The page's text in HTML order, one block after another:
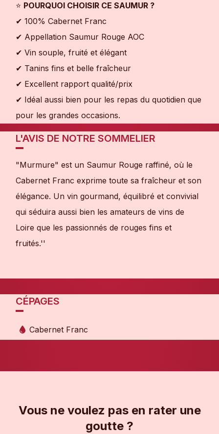
⭐ POURQUOI CHOISIR CE SAUMUR ?
✔ 100% Cabernet Franc
✔ Appellation Saumur Rouge AOC
✔ Vin souple, fruité et élégant
✔ Tanins fins et belle fraîcheur
✔ Excellent rapport qualité/prix
✔ Idéal aussi bien pour les repas du quotidien que
pour les grandes occasions.
L'AVIS DE NOTRE SOMMELIER
"Murmure" est un Saumur Rouge raffiné, où le
Cabernet Franc exprime toute sa fraîcheur et son
élégance. Un vin gourmand, équilibré et convivial
qui séduira aussi bien les amateurs de vins de
Loire que les passionnés de rouges fins et
fruités.''
CÉPAGES
Cabernet Franc
Vous ne voulez pas en rater une
goutte ?